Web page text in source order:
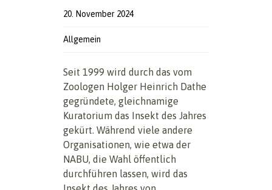
20. November 2024
Allgemein
Seit 1999 wird durch das vom
Zoologen Holger Heinrich Dathe
gegründete, gleichnamige
Kuratorium das Insekt des Jahres
gekürt. Während viele andere
Organisationen, wie etwa der
NABU, die Wahl öffentlich
durchführen lassen, wird das